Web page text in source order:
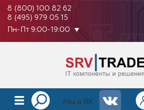
8 (800) 100 82 62
8 (495) 979 05 15
Пн-Пт 9:00-19:00
КАТАЛОГ
Мы в ВК